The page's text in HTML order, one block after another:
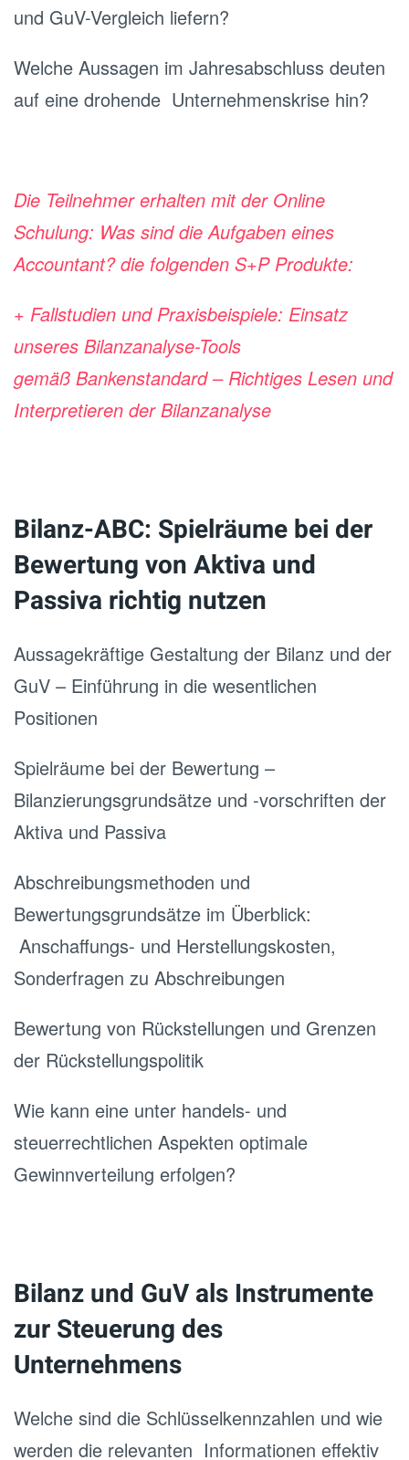
und GuV-Vergleich liefern?
Welche Aussagen im Jahresabschluss deuten
auf eine drohende Unternehmenskrise hin?
Die Teilnehmer erhalten mit der Online
Schulung: Was sind die Aufgaben eines
Accountant? die folgenden S+P Produkte:
+ Fallstudien und Praxisbeispiele: Einsatz
unseres Bilanzanalyse-Tools
gemäß Bankenstandard – Richtiges Lesen und
Interpretieren der Bilanzanalyse
Bilanz-ABC: Spielräume bei der
Bewertung von Aktiva und
Passiva richtig nutzen
Aussagekräftige Gestaltung der Bilanz und der
GuV – Einführung in die wesentlichen
Positionen
Spielräume bei der Bewertung –
Bilanzierungsgrundsätze und -vorschriften der
Aktiva und Passiva
Abschreibungsmethoden und
Bewertungsgrundsätze im Überblick:
Anschaffungs- und Herstellungskosten,
Sonderfragen zu Abschreibungen
Bewertung von Rückstellungen und Grenzen
der Rückstellungspolitik
Wie kann eine unter handels- und
steuerrechtlichen Aspekten optimale
Gewinnverteilung erfolgen?
Bilanz und GuV als Instrumente
zur Steuerung des
Unternehmens
Welche sind die Schlüsselkennzahlen und wie
werden die relevanten Informationen effektiv